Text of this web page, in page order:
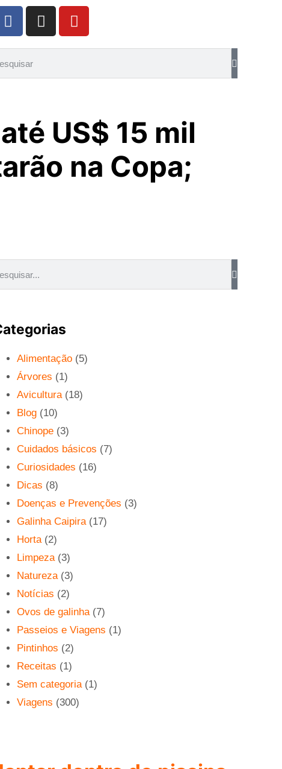
US$ 15 mil
na Copa;
Alimentação (5)
Árvores (1)
Avicultura(18)
Blog (10)
Chinope (3)
Cuidados básicos (7)
Curiosidades (16)
Dicas (8)
Doenças e Prevenções (3)
Galinha Caipira(17)
Horta(2)
Limpeza(3)
Natureza(3)
Notícias (2)
Ovos de galinha(7)
Passeios e Viagens (1)
Pintinhos (2)
Receitas (1)
Sem categoria(1)
Viagens (300)